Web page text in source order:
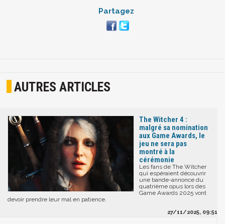
Partagez
AUTRES ARTICLES
The Witcher 4 :
malgré sa nomination
aux Game Awards, le
jeu ne sera pas
montré à la
cérémonie
Les fans de The Witcher
qui espéraient découvrir
une bande-annonce du
quatrième opus lors des
Game Awards 2025 vont
devoir prendre leur mal en patience.
27/11/2025, 09:51